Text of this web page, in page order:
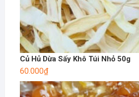
Củ Hủ Dừa Sấy Khô Túi Nhỏ 50g
60.000₫